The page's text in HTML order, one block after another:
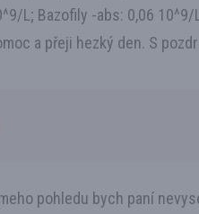
L; Bazofily -abs: 0,06
a přeji hezký den. S
pohledu bych paní